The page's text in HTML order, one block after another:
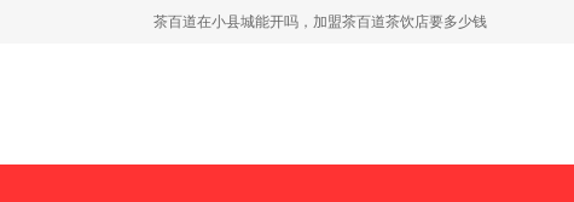
茶百道在小县城能开吗，加盟茶百道茶饮店要多少钱